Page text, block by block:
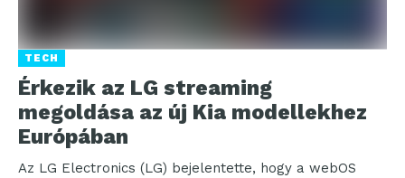
TECH
Érkezik az LG streaming
megoldása az új Kia modellekhez
Európában
Az LG Electronics (LG) bejelentette, hogy a webOS